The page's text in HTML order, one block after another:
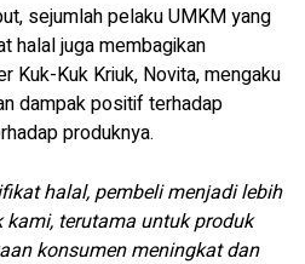
sejumlah pelaku UMKM yang
halal juga membagikan
Kuk-Kuk Kriuk, Novita, mengaku
dampak positif terhadap
produknya.
halal, pembeli menjadi lebih
terutama untuk produk
konsumen meningkat dan